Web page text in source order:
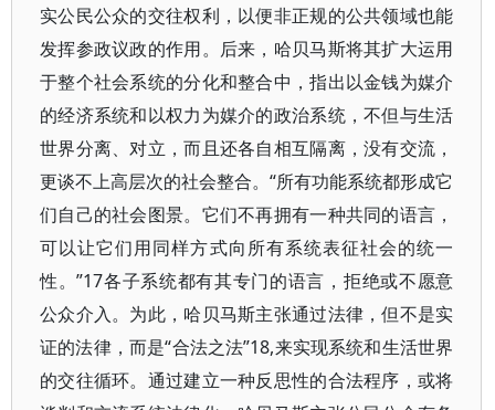
实公民公众的交往权利，以便非正规的公共领域也能
发挥参政议政的作用。后来，哈贝马斯将其扩大运用
于整个社会系统的分化和整合中，指出以金钱为媒介
的经济系统和以权力为媒介的政治系统，不但与生活
世界分离、对立，而且还各自相互隔离，没有交流，
更谈不上高层次的社会整合。“所有功能系统都形成它
们自己的社会图景。它们不再拥有一种共同的语言，
可以让它们用同样方式向所有系统表征社会的统一
性。”17各子系统都有其专门的语言，拒绝或不愿意
公众介入。为此，哈贝马斯主张通过法律，但不是实
证的法律，而是“合法之法”18,来实现系统和生活世界
的交往循环。通过建立一种反思性的合法程序，或将